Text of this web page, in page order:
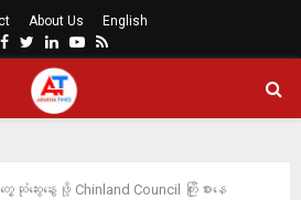
About Us English
Facebook
Twitter
LinkedinYoutube
Rss
ဆုံဆွေးနွေးဖို့ Chinland Council ကြိုးစားနေ